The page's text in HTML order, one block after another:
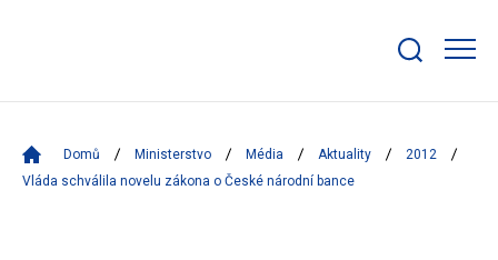
bar
Domů Ministerstvo Média Aktuality
2012
Vláda schválila novelu zákona o České národní bance